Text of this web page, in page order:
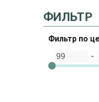
ФИЛЬТР
Фильтр по
-